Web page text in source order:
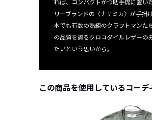
れば、コンパクトかつ助手席に置い
リーブランドの〈ナサミカ〉が手
本でも有数の熟練のクラフトマンた
の品質を誇るクロコダイルレザーの
たいという思いから。
この商品を使用しているコーデ